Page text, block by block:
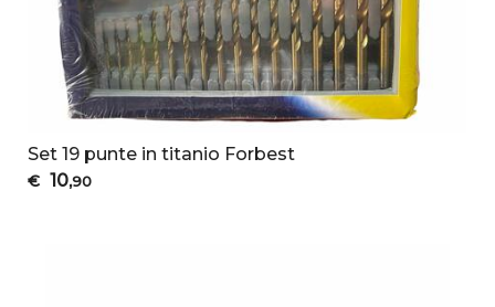
Set 19 punte in titanio Forbest
€ 10,90